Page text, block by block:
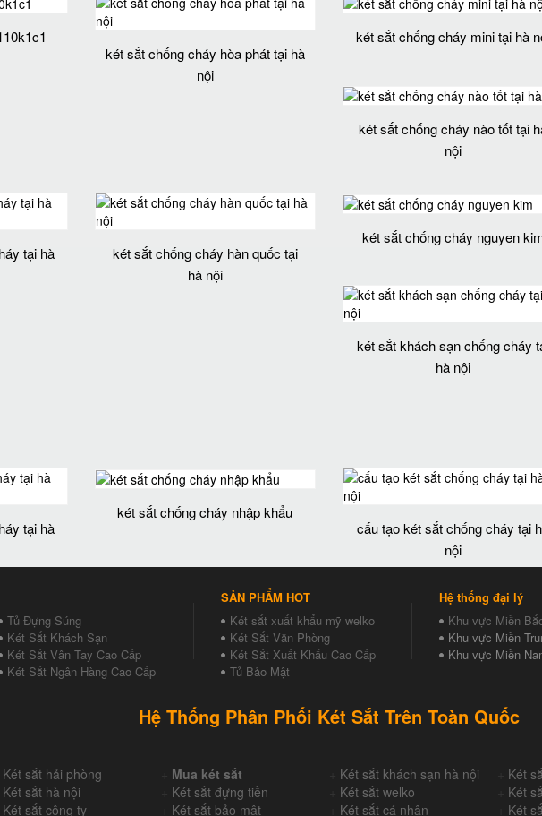
két sắt chống cháy hòa phát tại hà
nội
két sắt chống cháy mini tại hà
két sắt chống cháy nào tốt tại
nội
tại hà
két sắt chống cháy hàn quốc tại
hà nội
két sắt chống cháy nguyen
két sắt khách sạn chống cháy
hà nội
tại hà
két sắt chống cháy nhập khẩu
cấu tạo két sắt chống cháy tại
nội
Tủ Đựng Súng
Két Sắt Khách Sạn
Két Sắt Vân Tay Cao Cấp
Két Sắt Ngân Hàng Cao Cấp
SẢN PHẨM HOT
Két sắt xuất khẩu mỹ welko
Két Sắt Văn Phòng
Két Sắt Xuất Khẩu Cao Cấp
Tủ Bảo Mật
Hệ thống đại lý
Khu vực Miền
Khu vực Miền
Khu vực Miền
Hệ Thống Phân Phối Két Sắt Trên Toàn Quốc
Két sắt hải phòng Mua két sắt Két sắt khách sạn hà nội Két
Két sắt hà nội Két sắt đựng tiền Két sắt welko Két
Két sắt công ty Két sắt bảo mật Két sắt cá nhân Két